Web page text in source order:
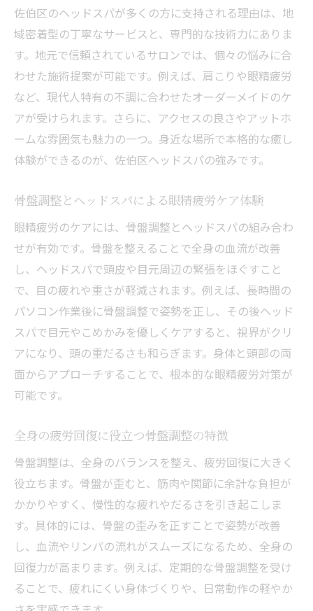
佐伯区のヘッドスパが多くの方に支持される理由は、地
域密着型の丁寧なサービスと、専門的な技術力にありま
す。地元で信頼されているサロンでは、個々の悩みに合
わせた施術提案が可能です。例えば、肩こりや眼精疲労
など、現代人特有の不調に合わせたオーダーメイドのケ
アが受けられます。さらに、アクセスの良さやアットホ
ームな雰囲気も魅力の一つ。身近な場所で本格的な癒し
体験ができるのが、佐伯区ヘッドスパの強みです。
骨盤調整とヘッドスパによる眼精疲労ケア体験
眼精疲労のケアには、骨盤調整とヘッドスパの組み合わ
せが有効です。骨盤を整えることで全身の血流が改善
し、ヘッドスパで頭皮や目元周辺の緊張をほぐすこと
で、目の疲れや重さが軽減されます。例えば、長時間の
パソコン作業後に骨盤調整で姿勢を正し、その後ヘッド
スパで目元やこめかみを優しくケアすると、視界がクリ
アになり、頭の重だるさも和らぎます。身体と頭部の両
面からアプローチすることで、根本的な眼精疲労対策が
可能です。
全身の疲労回復に役立つ骨盤調整の特徴
骨盤調整は、全身のバランスを整え、疲労回復に大きく
役立ちます。骨盤が歪むと、筋肉や関節に余計な負担が
かかりやすく、慢性的な疲れやだるさを引き起こしま
す。具体的には、骨盤の歪みを正すことで姿勢が改善
し、血流やリンパの流れがスムーズになるため、全身の
回復力が高まります。例えば、定期的な骨盤調整を受け
ることで、疲れにくい身体づくりや、日常動作の軽やか